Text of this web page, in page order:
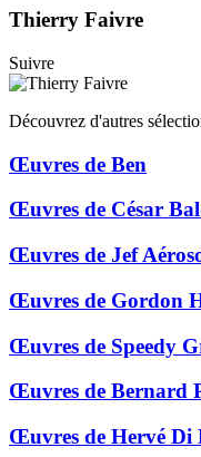
Thierry Faivre
Suivre
Découvrez d'autres
Œuvres de Ben
Œuvres de César
Œuvres de Jef
Œuvres de Gordon
Œuvres de Speedy
Œuvres de Bernard
Œuvres de Hervé Di